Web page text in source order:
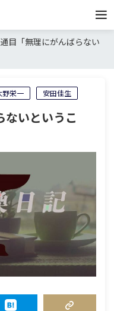
目「無理にがんばらない
野栄一 安田佳生
ないというこ